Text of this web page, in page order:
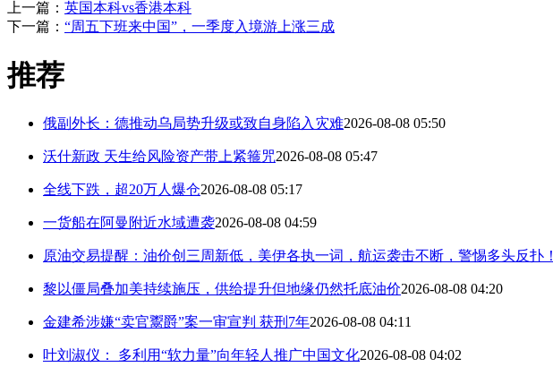
上一篇： 英国本科vs香港本科
下一篇： “周五下班来中国”，一季度入境游上涨三成
推荐
俄副外长：德推动乌局势升级或致自身陷入灾难2026-08-08 05:50
沃什新政 天生给风险资产带上紧箍咒2026-08-08 05:47
全线下跌，超20万人爆仓2026-08-08 05:17
一货船在阿曼附近水域遭袭2026-08-08 04:59
原油交易提醒：油价创三周新低，美伊各执一词，航运袭击不断，警惕多头反扑！
黎以僵局叠加美持续施压，供给提升但地缘仍然托底油价2026-08-08 04:20
金建希涉嫌“卖官鬻爵”案一审宣判 获刑7年2026-08-08 04:11
叶刘淑仪： 多利用“软力量”向年轻人推广中国文化2026-08-08 04:02